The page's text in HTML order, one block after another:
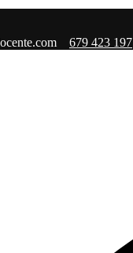
679 423 197